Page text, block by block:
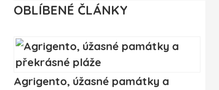
OBLÍBENÉ ČLÁNKY
Agrigento, úžasné památky a